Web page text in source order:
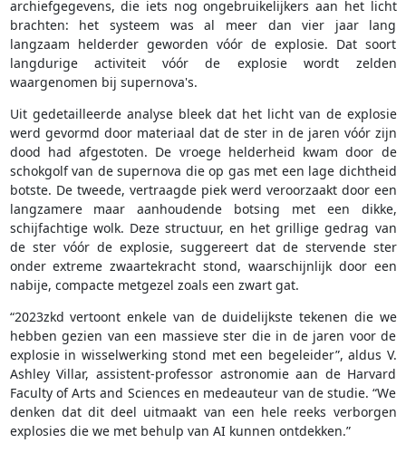
archiefgegevens, die iets nog ongebruikelijkers aan het licht
brachten: het systeem was al meer dan vier jaar lang
langzaam helderder geworden vóór de explosie. Dat soort
langdurige activiteit vóór de explosie wordt zelden
waargenomen bij supernova's.
Uit gedetailleerde analyse bleek dat het licht van de explosie
werd gevormd door materiaal dat de ster in de jaren vóór zijn
dood had afgestoten. De vroege helderheid kwam door de
schokgolf van de supernova die op gas met een lage dichtheid
botste. De tweede, vertraagde piek werd veroorzaakt door een
langzamere maar aanhoudende botsing met een dikke,
schijfachtige wolk. Deze structuur, en het grillige gedrag van
de ster vóór de explosie, suggereert dat de stervende ster
onder extreme zwaartekracht stond, waarschijnlijk door een
nabije, compacte metgezel zoals een zwart gat.
“2023zkd vertoont enkele van de duidelijkste tekenen die we
hebben gezien van een massieve ster die in de jaren voor de
explosie in wisselwerking stond met een begeleider”, aldus V.
Ashley Villar, assistent-professor astronomie aan de Harvard
Faculty of Arts and Sciences en medeauteur van de studie. “We
denken dat dit deel uitmaakt van een hele reeks verborgen
explosies die we met behulp van AI kunnen ontdekken.”